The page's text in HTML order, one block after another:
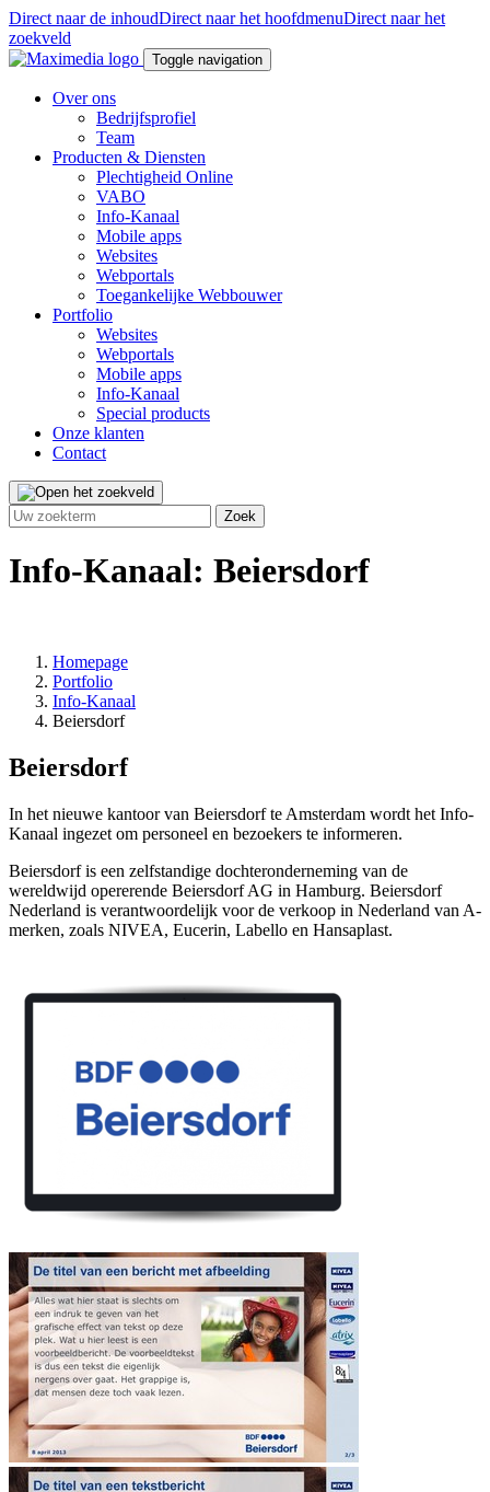
Direct naar de inhoudDirect naar het hoofdmenuDirect naar het
zoekveld
Toggle navigation
Over ons
Bedrijfsprofiel
Team
Producten & Diensten
Plechtigheid Online
VABO
Info-Kanaal
Mobile apps
Websites
Webportals
Toegankelijke Webbouwer
Portfolio
Websites
Webportals
Mobile apps
Info-Kanaal
Special products
Onze klanten
Contact
Info-Kanaal: Beiersdorf
Homepage
Portfolio
Info-Kanaal
Beiersdorf
Beiersdorf
In het nieuwe kantoor van Beiersdorf te Amsterdam wordt het Info-
Kanaal ingezet om personeel en bezoekers te informeren.
Beiersdorf is een zelfstandige dochteronderneming van de
wereldwijd opererende Beiersdorf AG in Hamburg. Beiersdorf
Nederland is verantwoordelijk voor de verkoop in Nederland van A-
merken, zoals NIVEA, Eucerin, Labello en Hansaplast.